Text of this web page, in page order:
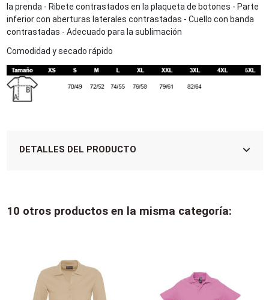
la prenda - Ribete contrastados en la plaqueta de botones - Parte
inferior con aberturas laterales contrastadas - Cuello con banda
contrastadas - Adecuado para la sublimación
Comodidad y secado rápido
DETALLES DEL PRODUCTO
10 otros productos en la misma categoría: